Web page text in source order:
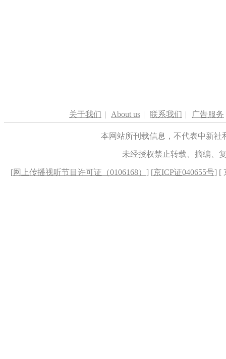
关于我们 | About us | 联系我们 | 广告服务
本网站所刊载信息，不代表中新
未经授权禁止转载、摘编、
[网上传播视听节目许可证（0106168） ] [京ICP证040655号] [